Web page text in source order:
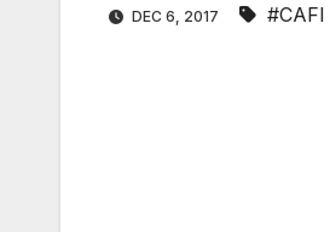
DEC 6, 2017